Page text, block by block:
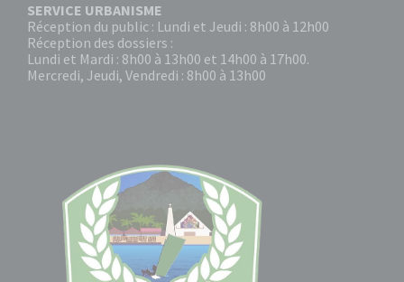
SERVICE URBANISME
Réception du public : Lundi et Jeudi : 8h00 à 12h00
Réception des dossiers :
Lundi et Mardi : 8h00 à 13h00 et 14h00 à 17h00.
Mercredi, Jeudi, Vendredi : 8h00 à 13h00